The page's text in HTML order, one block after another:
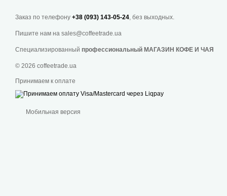
Заказ по телефону +38 (093) 143-05-24, без выходных.
Пишите нам на sales@coffeetrade.ua
Специализированный профессиональный МАГАЗИН КОФЕ И ЧАЯ
© 2026 coffeetrade.ua
Принимаем к оплате
Мобильная версия